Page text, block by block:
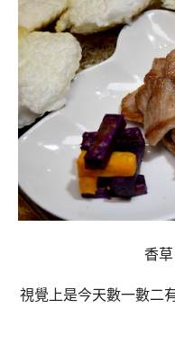
香
視覺上是今天數一數二